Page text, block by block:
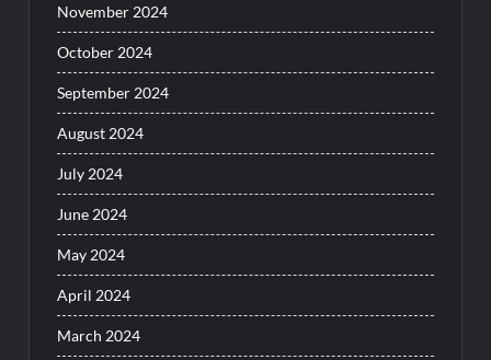
November 2024
October 2024
September 2024
August 2024
July 2024
June 2024
May 2024
April 2024
March 2024